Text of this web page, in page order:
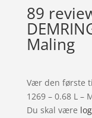
89
Maling
Vær den første
1269 – 0.68 L –
Du skal være